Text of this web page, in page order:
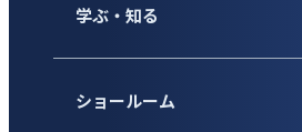
学ぶ・知る
ショールーム